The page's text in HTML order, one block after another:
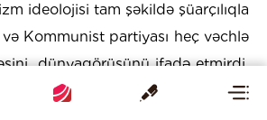
ideolojisi tam şəkildə şüarçılıqla
Kommunist partiyası heç vəchlə
dünyagörüşünü ifadə etmirdi.
ilkin və mütləq ictimai pilləyə,